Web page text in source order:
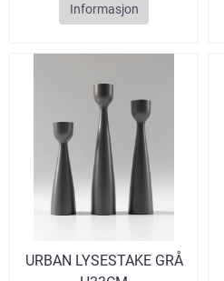
Informasjon
URBAN LYSESTAKE GRÅ